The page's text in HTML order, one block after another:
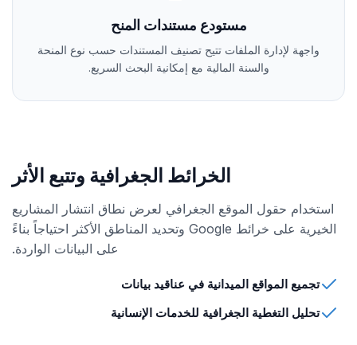
مستودع مستندات المنح
واجهة لإدارة الملفات تتيح تصنيف المستندات حسب نوع المنحة
والسنة المالية مع إمكانية البحث السريع.
الخرائط الجغرافية وتتبع الأثر
استخدام حقول الموقع الجغرافي لعرض نطاق انتشار المشاريع
الخيرية على خرائط Google وتحديد المناطق الأكثر احتياجاً بناءً
على البيانات الواردة.
تجميع المواقع الميدانية في عناقيد بيانات
تحليل التغطية الجغرافية للخدمات الإنسانية